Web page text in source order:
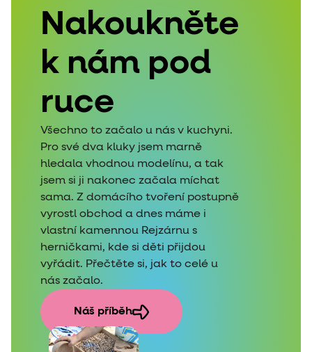
Nakoukněte
k nám pod
ruce
Všechno to začalo u nás v kuchyni.
Pro své dva kluky jsem marně
hledala vhodnou modelínu, a tak
jsem si ji nakonec začala míchat
sama. Z domácího tvoření postupně
vyrostl obchod a dnes máme i
vlastní kamennou Rejzárnu s
herničkami, kde si děti přijdou
vyřádit. Přečtěte si, jak to celé u
nás začalo.
Náš příběh